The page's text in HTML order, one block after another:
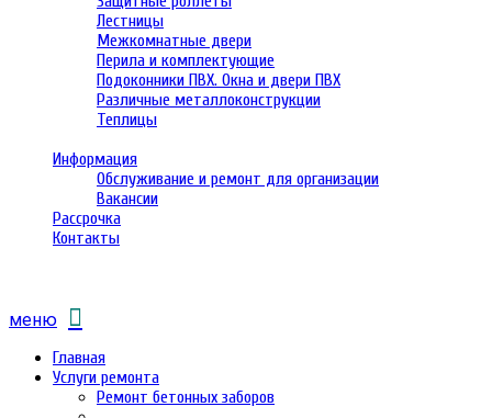
Лестницы
Межкомнатные двери
Перила и комплектующие
Подоконники ПВХ. Окна и двери ПВХ
Различные металлоконструкции
Теплицы
Информация
Обслуживание и ремонт для организации
Вакансии
Рассрочка
Контакты
меню
Главная
Услуги ремонта
Ремонт бетонных заборов